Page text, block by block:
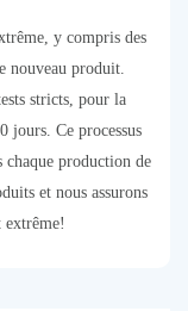
y compris des
nouveau produit.
stricts, pour la
jours. Ce processus
chaque production de
et nous assurons
extrême!